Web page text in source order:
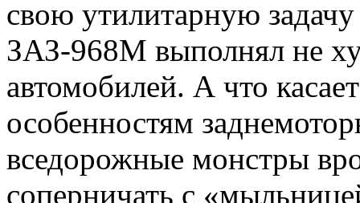
свою утилитарную
ЗАЗ-968М выполнял не
автомобилей. А что
особенностям
вседорожные монстры
соперничать с